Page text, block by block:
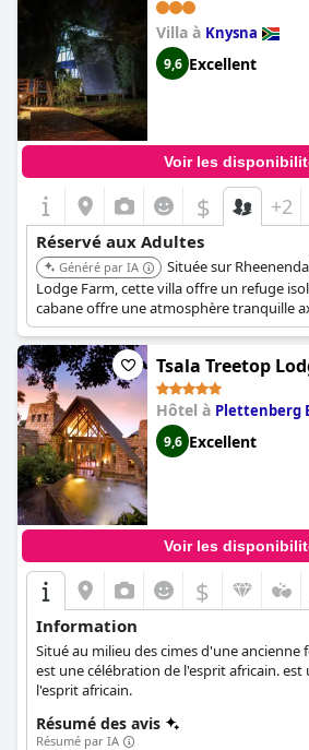
Villa à Knysna
9,6 Excellent
Voir les
$ +2
Réservé aux Adultes
Généré par IA
Située sur
Lodge Farm, cette villa offre un refuge
cabane offre une atmosphère tranquille
relaxation, ce qui la rend idéale pour les
d'une évasion tranquille. L'emplacement
un séjour serein et confortable.
Tsala Treetop
Hôtel à Plettenberg
9,6 Excellent
Voir les
$
Information
Situé au milieu des cimes d'une
est une célébration de l'esprit africain.
l'esprit africain.
Résumé des avis
Résumé par IA